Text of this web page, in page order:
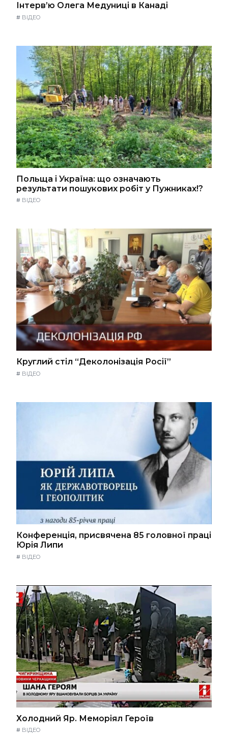
Інтерв’ю Олега Медуниці в Канаді
# ВІДЕО
Польща і Україна: що означають
результати пошукових робіт у Пужниках!?
# ВІДЕО
Круглий стіл “Деколонізація Росії”
# ВІДЕО
Конференція, присвячена 85 головної праці
Юрія Липи
# ВІДЕО
Холодний Яр. Меморіял Героїв
# ВІДЕО